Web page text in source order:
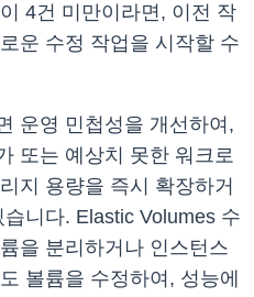
4건 미만이라면, 이전 작
운 수정 작업을 시작할 수
운영 민첩성을 개선하여,
또는 예상치 못한 워크로
지 용량을 즉시 확장하거
니다. Elastic Volumes 수
을 분리하거나 인스턴스
볼륨을 수정하여, 성능에